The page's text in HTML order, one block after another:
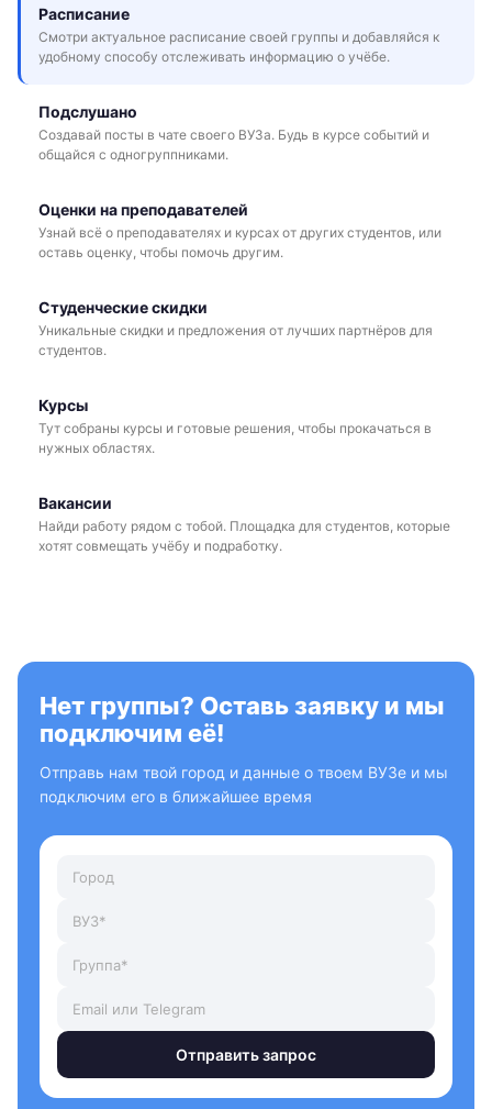
Расписание
Смотри актуальное расписание своей группы и добавляйся к
удобному способу отслеживать информацию о учёбе.
Подслушано
Создавай посты в чате своего ВУЗа. Будь в курсе событий и
общайся с одногруппниками.
Оценки на преподавателей
Узнай всё о преподавателях и курсах от других студентов, или
оставь оценку, чтобы помочь другим.
Студенческие скидки
Уникальные скидки и предложения от лучших партнёров для
студентов.
Курсы
Тут собраны курсы и готовые решения, чтобы прокачаться в
нужных областях.
Вакансии
Найди работу рядом с тобой. Площадка для студентов, которые
хотят совмещать учёбу и подработку.
Нет группы? Оставь заявку и мы
подключим её!
Отправь нам твой город и данные о твоем ВУЗе и мы
подключим его в ближайшее время
Отправить запрос